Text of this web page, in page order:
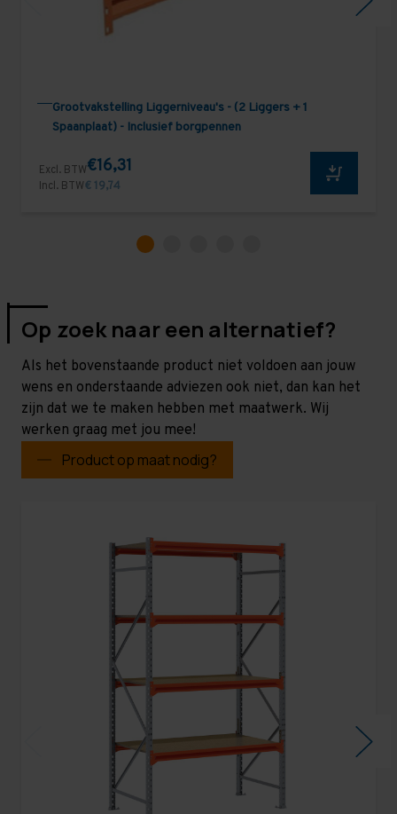
Grootvakstelling Liggerniveau's - (2 Liggers + 1
Spaanplaat) - Inclusief borgpennen
Excl. BTW€16,31
Incl. BTW€ 19,74
Op zoek naar een alternatief?
Als het bovenstaande product niet voldoen aan jouw
wens en onderstaande adviezen ook niet, dan kan het
zijn dat we te maken hebben met maatwerk. Wij
werken graag met jou mee!
Product op maat nodig?